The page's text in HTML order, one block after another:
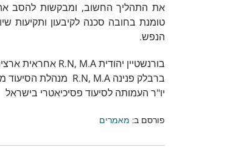
את התהליך החשוב, ומבקשות להסב
טומנת בחובה סכנה לקיבעון ותקיעות
הנפש.
בורנשטיין יהודית R.N, M.A אחראית ארצית על הסיעוד הפסיכיאטרי שרותי ברה"נ משרד הבריאות
ברבלק פנינה R.N, M.A מנהלת הסיעוד מרכז רפואי לבריאות הנפש לב השרון
יו"ר העמותה לסיעוד פסיכיאטרי בישראל
פורסם ב: מאמרים